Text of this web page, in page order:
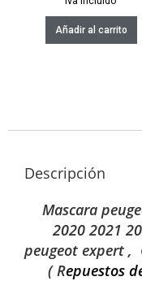
Añadir al carrito
Descripción
Mascara
2020 2021
peugeot expert ,
( Repuestos